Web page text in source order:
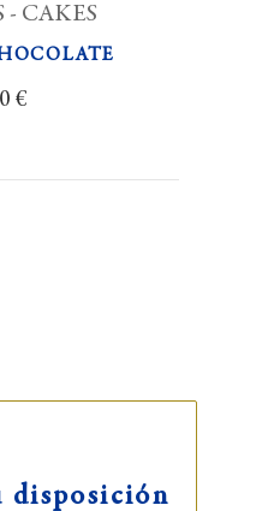
- CAKES
€
disposición